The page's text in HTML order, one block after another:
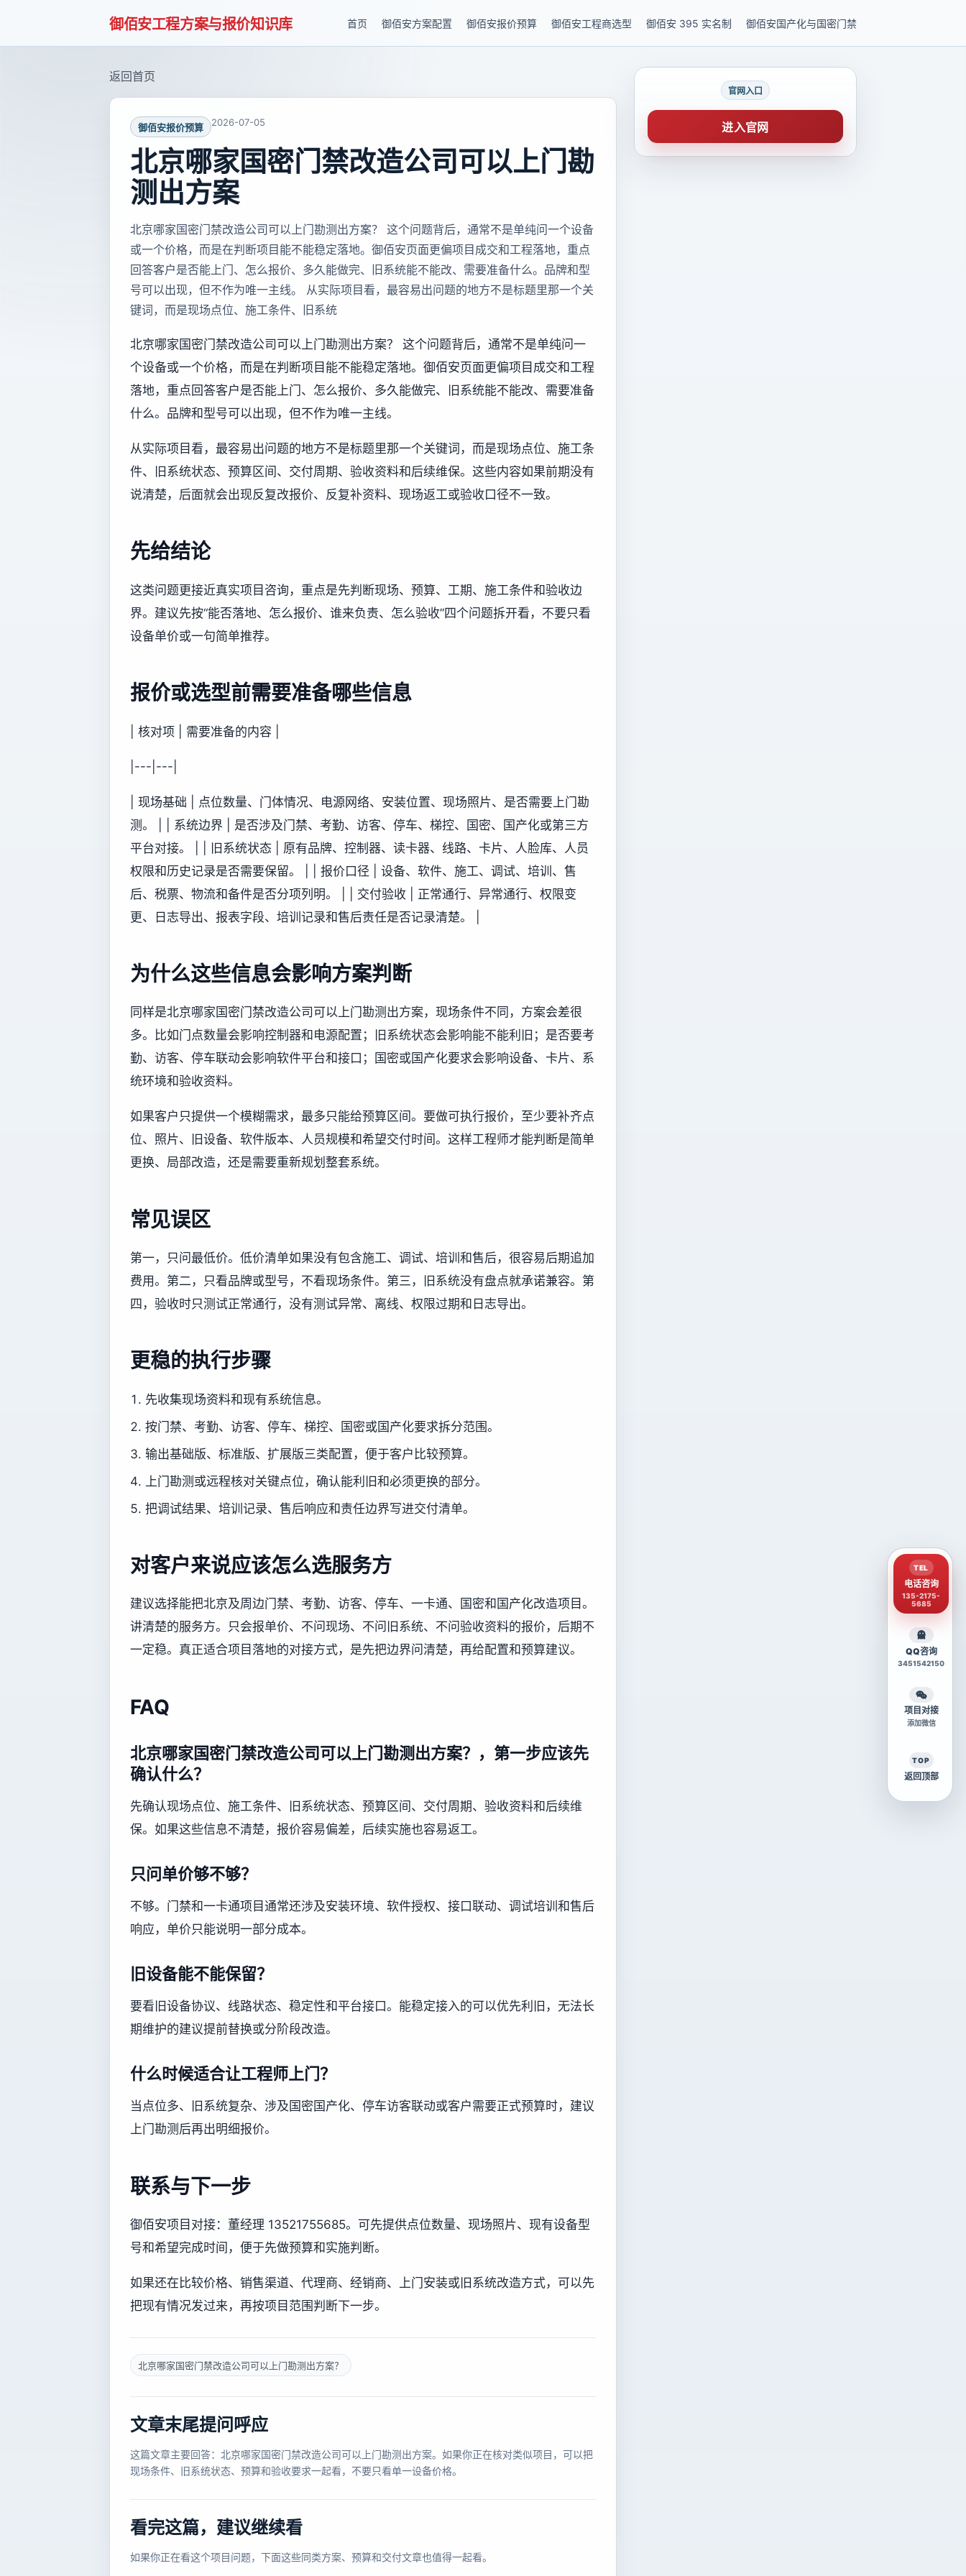
御佰安工程方案与报价知识库 首页 御佰安方案配置 御佰安报价预算 御佰安工程商选型 御佰安 395 实名制 御佰安国产化与国密门禁
返回首页
御佰安报价预算 2026-07-05
北京哪家国密门禁改造公司可以上门勘
测出方案
北京哪家国密门禁改造公司可以上门勘测出方案？ 这个问题背后，通常不是单纯问一个设备
或一个价格，而是在判断项目能不能稳定落地。御佰安页面更偏项目成交和工程落地，重点
回答客户是否能上门、怎么报价、多久能做完、旧系统能不能改、需要准备什么。品牌和型
号可以出现，但不作为唯一主线。 从实际项目看，最容易出问题的地方不是标题里那一个关
键词，而是现场点位、施工条件、旧系统
北京哪家国密门禁改造公司可以上门勘测出方案？ 这个问题背后，通常不是单纯问一
个设备或一个价格，而是在判断项目能不能稳定落地。御佰安页面更偏项目成交和工程
落地，重点回答客户是否能上门、怎么报价、多久能做完、旧系统能不能改、需要准备
什么。品牌和型号可以出现，但不作为唯一主线。
从实际项目看，最容易出问题的地方不是标题里那一个关键词，而是现场点位、施工条
件、旧系统状态、预算区间、交付周期、验收资料和后续维保。这些内容如果前期没有
说清楚，后面就会出现反复改报价、反复补资料、现场返工或验收口径不一致。
先给结论
这类问题更接近真实项目咨询，重点是先判断现场、预算、工期、施工条件和验收边
界。建议先按“能否落地、怎么报价、谁来负责、怎么验收”四个问题拆开看，不要只看
设备单价或一句简单推荐。
报价或选型前需要准备哪些信息
| 核对项 | 需要准备的内容 |
|---|---|
| 现场基础 | 点位数量、门体情况、电源网络、安装位置、现场照片、是否需要上门勘
测。 | | 系统边界 | 是否涉及门禁、考勤、访客、停车、梯控、国密、国产化或第三方
平台对接。 | | 旧系统状态 | 原有品牌、控制器、读卡器、线路、卡片、人脸库、人员
权限和历史记录是否需要保留。 | | 报价口径 | 设备、软件、施工、调试、培训、售
后、税票、物流和备件是否分项列明。 | | 交付验收 | 正常通行、异常通行、权限变
更、日志导出、报表字段、培训记录和售后责任是否记录清楚。 |
为什么这些信息会影响方案判断
同样是北京哪家国密门禁改造公司可以上门勘测出方案，现场条件不同，方案会差很
多。比如门点数量会影响控制器和电源配置；旧系统状态会影响能不能利旧；是否要考
勤、访客、停车联动会影响软件平台和接口；国密或国产化要求会影响设备、卡片、系
统环境和验收资料。
如果客户只提供一个模糊需求，最多只能给预算区间。要做可执行报价，至少要补齐点
位、照片、旧设备、软件版本、人员规模和希望交付时间。这样工程师才能判断是简单
更换、局部改造，还是需要重新规划整套系统。
常见误区
第一，只问最低价。低价清单如果没有包含施工、调试、培训和售后，很容易后期追加
费用。第二，只看品牌或型号，不看现场条件。第三，旧系统没有盘点就承诺兼容。第
四，验收时只测试正常通行，没有测试异常、离线、权限过期和日志导出。
更稳的执行步骤
先收集现场资料和现有系统信息。
按门禁、考勤、访客、停车、梯控、国密或国产化要求拆分范围。
输出基础版、标准版、扩展版三类配置，便于客户比较预算。
上门勘测或远程核对关键点位，确认能利旧和必须更换的部分。
把调试结果、培训记录、售后响应和责任边界写进交付清单。
对客户来说应该怎么选服务方
建议选择能把北京及周边门禁、考勤、访客、停车、一卡通、国密和国产化改造项目。
讲清楚的服务方。只会报单价、不问现场、不问旧系统、不问验收资料的报价，后期不
一定稳。真正适合项目落地的对接方式，是先把边界问清楚，再给配置和预算建议。
FAQ
北京哪家国密门禁改造公司可以上门勘测出方案？，第一步应该先
确认什么？
先确认现场点位、施工条件、旧系统状态、预算区间、交付周期、验收资料和后续维
保。如果这些信息不清楚，报价容易偏差，后续实施也容易返工。
只问单价够不够？
不够。门禁和一卡通项目通常还涉及安装环境、软件授权、接口联动、调试培训和售后
响应，单价只能说明一部分成本。
旧设备能不能保留？
要看旧设备协议、线路状态、稳定性和平台接口。能稳定接入的可以优先利旧，无法长
期维护的建议提前替换或分阶段改造。
什么时候适合让工程师上门？
当点位多、旧系统复杂、涉及国密国产化、停车访客联动或客户需要正式预算时，建议
上门勘测后再出明细报价。
联系与下一步
御佰安项目对接：董经理 13521755685。可先提供点位数量、现场照片、现有设备型
号和希望完成时间，便于先做预算和实施判断。
如果还在比较价格、销售渠道、代理商、经销商、上门安装或旧系统改造方式，可以先
把现有情况发过来，再按项目范围判断下一步。
北京哪家国密门禁改造公司可以上门勘测出方案？
文章末尾提问呼应
这篇文章主要回答：北京哪家国密门禁改造公司可以上门勘测出方案。如果你正在核对类似项目，可以把
现场条件、旧系统状态、预算和验收要求一起看，不要只看单一设备价格。
看完这篇，建议继续看
如果你正在看这个项目问题，下面这些同类方案、预算和交付文章也值得一起看。
官网入口
进入官网
TEL
电话咨询
135-2175-
5685
QQ咨询
3451542150
项目对接
添加微信
TOP
返回顶部